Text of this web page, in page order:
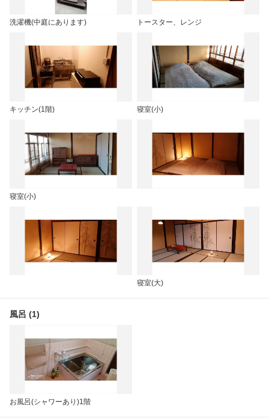
洗濯機(中庭にあります) トースター、レンジ
キッチン(1階) 寝室(小)
寝室(小)
寝室(大)
風呂 (1)
お風呂(シャワーあり)1階